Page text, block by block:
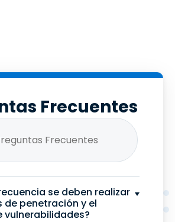
Frecuentes
se deben realizar
de penetración y el
vulnerabilidades?